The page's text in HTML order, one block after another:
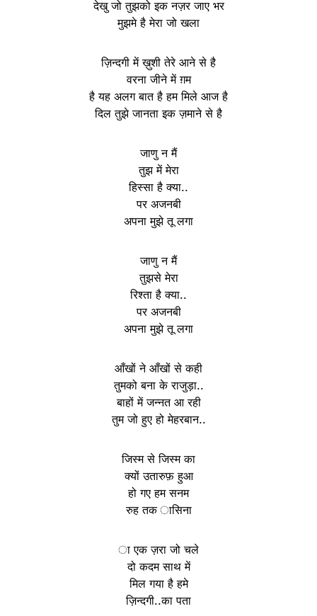
देखु जो तुझको इक नज़र जाए भर
मुझमे है मेरा जो खला
ज़िन्दगी में ख़ुशी तेरे आने से है
वरना जीने में ग़म
है यह अलग बात है हम मिले आज है
दिल तुझे जानता इक ज़माने से है
जाणु न मैं
तुझ में मेरा
हिस्सा है क्या..
पर अजनबी
अपना मुझे तू लगा
जाणु न मैं
तुझसे मेरा
रिश्ता है क्या..
पर अजनबी
अपना मुझे तू लगा
आँखों ने आँखों से कही
तुमको बना के राजुड़ा..
बाहों में जन्नत आ रही
तुम जो हुए हो मेहरबान..
जिस्म से जिस्म का
क्यों उतारुफ़ हुआ
हो गए हम सनम
रुह तक ासिना
ा एक ज़रा जो चले
दो कदम साथ में
मिल गया है हमे
ज़िन्दगी..का पता